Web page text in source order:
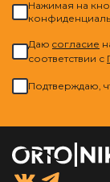
Нажимая на
Даю cогласие
соответствии с
Подтверждаю,